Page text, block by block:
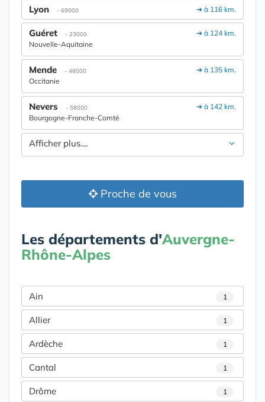
➔ à 116 km.
Lyon - 69000
➔ à 124 km.
Guéret - 23000
Nouvelle-Aquitaine
➔ à 135 km.
Mende - 48000
Occitanie
➔ à 142 km.
Nevers - 58000
Bourgogne-Franche-Comté
Afficher plus....
Proche de vous
Les départements d'Auvergne-
Rhône-Alpes
Ain 1
Allier 1
Ardèche 1
Cantal 1
Drôme 1